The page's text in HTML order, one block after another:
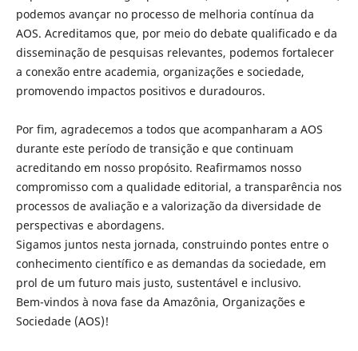
podemos avançar no processo de melhoria contínua da
AOS. Acreditamos que, por meio do debate qualificado e da
disseminação de pesquisas relevantes, podemos fortalecer
a conexão entre academia, organizações e sociedade,
promovendo impactos positivos e duradouros.
Por fim, agradecemos a todos que acompanharam a AOS
durante este período de transição e que continuam
acreditando em nosso propósito. Reafirmamos nosso
compromisso com a qualidade editorial, a transparência nos
processos de avaliação e a valorização da diversidade de
perspectivas e abordagens.
Sigamos juntos nesta jornada, construindo pontes entre o
conhecimento científico e as demandas da sociedade, em
prol de um futuro mais justo, sustentável e inclusivo.
Bem-vindos à nova fase da Amazônia, Organizações e
Sociedade (AOS)!